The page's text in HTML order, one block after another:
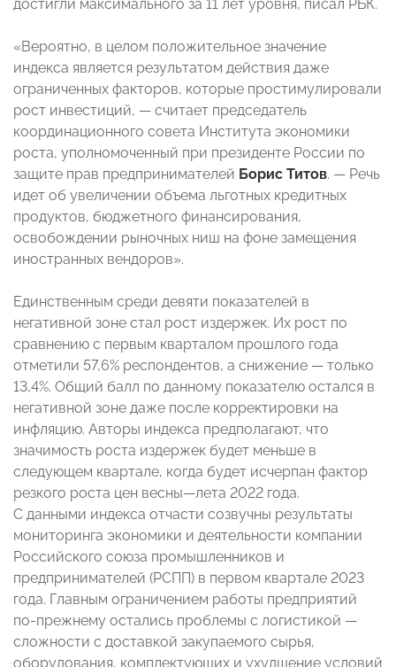
достигли максимального за 11 лет уровня, писал РБК.
«Вероятно, в целом положительное значение
индекса является результатом действия даже
ограниченных факторов, которые простимулировали
рост инвестиций, — считает председатель
координационного совета Института экономики
роста, уполномоченный при президенте России по
защите прав предпринимателей Борис Титов. — Речь
идет об увеличении объема льготных кредитных
продуктов, бюджетного финансирования,
освобождении рыночных ниш на фоне замещения
иностранных вендоров».
Единственным среди девяти показателей в
негативной зоне стал рост издержек. Их рост по
сравнению с первым кварталом прошлого года
отметили 57,6% респондентов, а снижение — только
13,4%. Общий балл по данному показателю остался в
негативной зоне даже после корректировки на
инфляцию. Авторы индекса предполагают, что
значимость роста издержек будет меньше в
следующем квартале, когда будет исчерпан фактор
резкого роста цен весны—лета 2022 года.
С данными индекса отчасти созвучны результаты
мониторинга экономики и деятельности компании
Российского союза промышленников и
предпринимателей (РСПП) в первом квартале 2023
года. Главным ограничением работы предприятий
по-прежнему остались проблемы с логистикой —
сложности с доставкой закупаемого сырья,
оборудования, комплектующих и ухудшение условий